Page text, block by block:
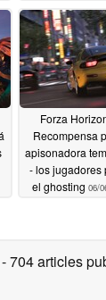
06/09/
Forza
Recompensa
apisonadora
- los jugadores
el ghosting 06/
- 704 articles